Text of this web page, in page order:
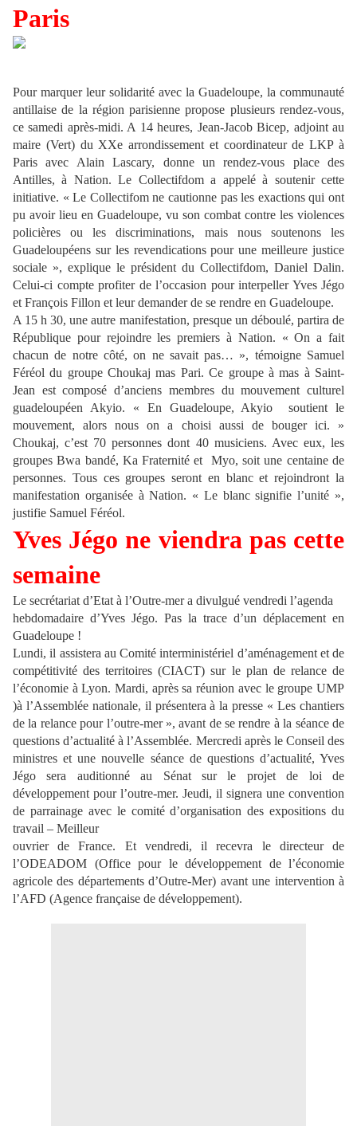
Paris
Pour marquer leur solidarité avec la Guadeloupe, la communauté
antillaise de la région parisienne propose plusieurs rendez-vous,
ce samedi après-midi. A 14 heures, Jean-Jacob Bicep, adjoint au
maire (Vert) du XXe arrondissement et coordinateur de LKP à
Paris avec Alain Lascary, donne un rendez-vous place des
Antilles, à Nation. Le Collectifdom a appelé à soutenir cette
initiative. « Le Collectifom ne cautionne pas les exactions qui ont
pu avoir lieu en Guadeloupe, vu son combat contre les violences
policières ou les discriminations, mais nous soutenons les
Guadeloupéens sur les revendications pour une meilleure justice
sociale », explique le président du Collectifdom, Daniel Dalin.
Celui-ci compte profiter de l’occasion pour interpeller Yves Jégo
et François Fillon et leur demander de se rendre en Guadeloupe.
A 15 h 30, une autre manifestation, presque un déboulé, partira de
République pour rejoindre les premiers à Nation. « On a fait
chacun de notre côté, on ne savait pas… », témoigne Samuel
Féréol du groupe Choukaj mas Pari. Ce groupe à mas à Saint-
Jean est composé d’anciens membres du mouvement culturel
guadeloupéen Akyio. « En Guadeloupe, Akyio soutient le
mouvement, alors nous on a choisi aussi de bouger ici. »
Choukaj, c’est 70 personnes dont 40 musiciens. Avec eux, les
groupes Bwa bandé, Ka Fraternité et Myo, soit une centaine de
personnes. Tous ces groupes seront en blanc et rejoindront la
manifestation organisée à Nation. « Le blanc signifie l’unité »,
justifie Samuel Féréol.
Yves Jégo ne viendra pas cette
semaine
Le secrétariat d’Etat à l’Outre-mer a divulgué vendredi l’agenda
hebdomadaire d’Yves Jégo. Pas la trace d’un déplacement en
Guadeloupe !
Lundi, il assistera au Comité interministériel d’aménagement et de
compétitivité des territoires (CIACT) sur le plan de relance de
l’économie à Lyon. Mardi, après sa réunion avec le groupe UMP
)à l’Assemblée nationale, il présentera à la presse « Les chantiers
de la relance pour l’outre-mer », avant de se rendre à la séance de
questions d’actualité à l’Assemblée. Mercredi après le Conseil des
ministres et une nouvelle séance de questions d’actualité, Yves
Jégo sera auditionné au Sénat sur le projet de loi de
développement pour l’outre-mer. Jeudi, il signera une convention
de parrainage avec le comité d’organisation des expositions du
travail – Meilleur
ouvrier de France. Et vendredi, il recevra le directeur de
l’ODEADOM (Office pour le développement de l’économie
agricole des départements d’Outre-Mer) avant une intervention à
l’AFD (Agence française de développement).